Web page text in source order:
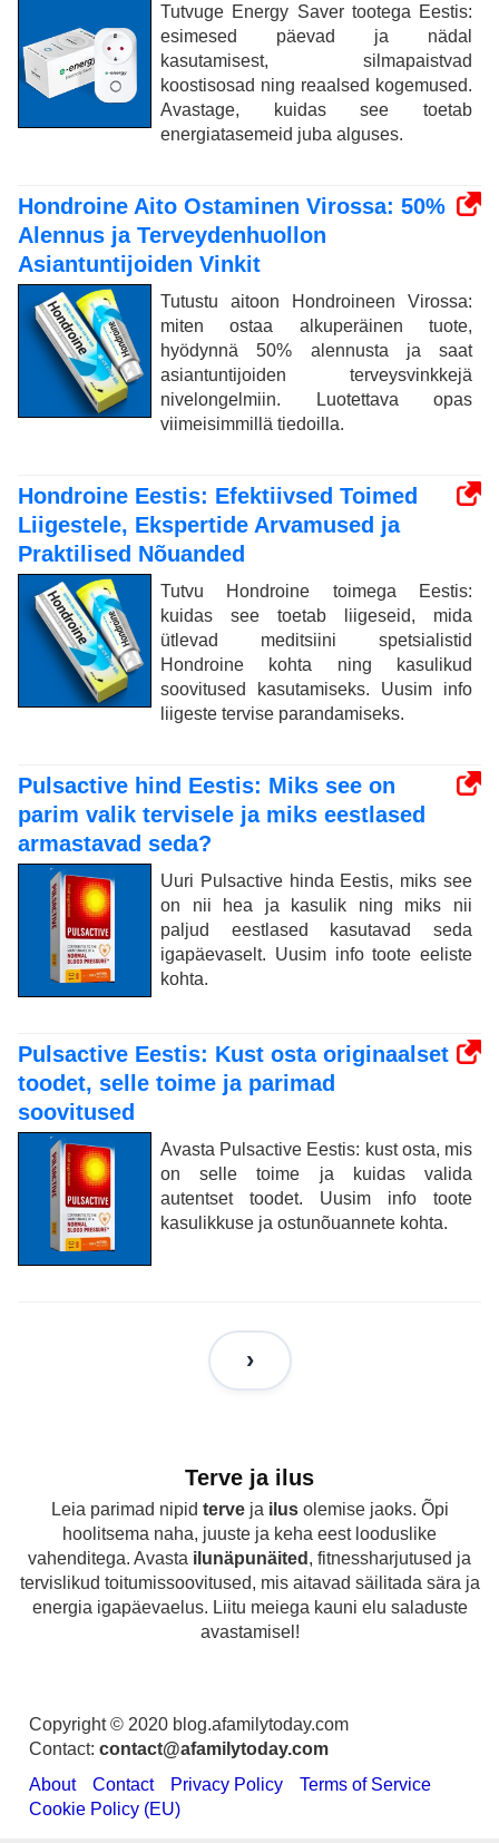
Tutvuge Energy Saver tootega Eestis:
esimesed päevad ja nädal
kasutamisest, silmapaistvad
koostisosad ning reaalsed kogemused.
Avastage, kuidas see toetab
energiatasemeid juba alguses.
Hondroine Aito Ostaminen Virossa: 50%
Alennus ja Terveydenhuollon
Asiantuntijoiden Vinkit
Tutustu aitoon Hondroineen Virossa:
miten ostaa alkuperäinen tuote,
hyödynnä 50% alennusta ja saat
asiantuntijoiden terveysvinkkejä
nivelongelmiin. Luotettava opas
viimeisimmillä tiedoilla.
Hondroine Eestis: Efektiivsed Toimed
Liigestele, Ekspertide Arvamused ja
Praktilised Nõuanded
Tutvu Hondroine toimega Eestis:
kuidas see toetab liigeseid, mida
ütlevad meditsiini spetsialistid
Hondroine kohta ning kasulikud
soovitused kasutamiseks. Uusim info
liigeste tervise parandamiseks.
Pulsactive hind Eestis: Miks see on
parim valik tervisele ja miks eestlased
armastavad seda?
Uuri Pulsactive hinda Eestis, miks see
on nii hea ja kasulik ning miks nii
paljud eestlased kasutavad seda
igapäevaselt. Uusim info toote eeliste
kohta.
Pulsactive Eestis: Kust osta originaalset
toodet, selle toime ja parimad
soovitused
Avasta Pulsactive Eestis: kust osta, mis
on selle toime ja kuidas valida
autentset toodet. Uusim info toote
kasulikkuse ja ostunõuannete kohta.
Terve ja ilus
Leia parimad nipid terveja ilusolemise jaoks. Õpi
hoolitsema naha, juuste ja keha eest looduslike
vahenditega. Avasta ilunäpunäited , fitnessharjutused ja
tervislikud toitumissoovitused, mis aitavad säilitada sära ja
energia igapäevaelus. Liitu meiega kauni elu saladuste
avastamisel!
Copyright © 2020 blog.afamilytoday.com
Contact: contact@afamilytoday.com
About
Contact Privacy Policy
Terms of Service
Cookie Policy (EU)